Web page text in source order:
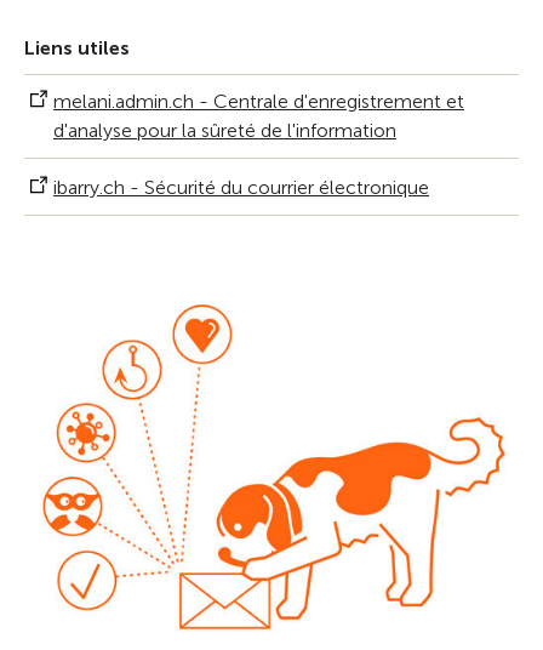
Liens utiles
melani.admin.ch - Centrale d'enregistrement et
d'analyse pour la sûreté de l'information
ibarry.ch - Sécurité du courrier électronique